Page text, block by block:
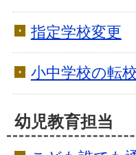
指定学校変更
小中学校の転
幼児教育担当